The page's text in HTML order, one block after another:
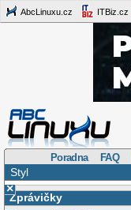
AbcLinuxu.cz ITBiz.cz
Poradna FAQ
Styl
×
Zprávičky